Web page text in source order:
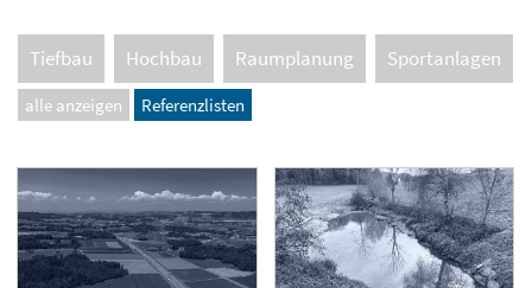
Tiefbau Hochbau Raumplanung Sportanlagen
alle anzeigen Referenzlisten